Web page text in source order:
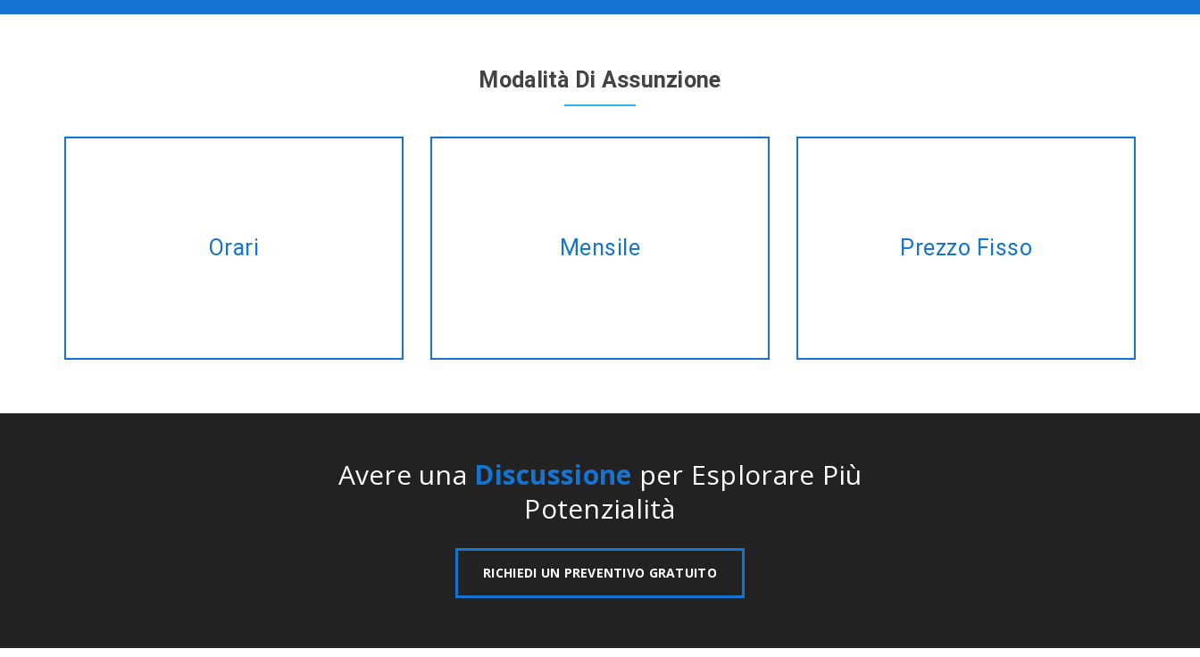
Modalità Di Assunzione
Orari
sviluppatori su base oraria su misura
per soddisfare le vostre alterare le
Mensile
e acquisire la stessa Zend-
Framework servizi di sviluppo al
Prezzo Fisso
tempo per gestire? Cerchiamo di
Avere una Discussione per Esplorare Più
Potenzialità
RICHIEDI UN PREVENTIVO GRATUITO